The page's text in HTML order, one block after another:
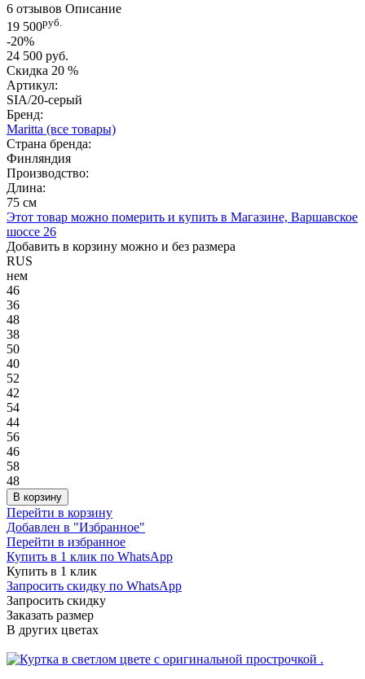
6 отзывов Описание
19 500руб.
-20%
24 500 руб.
Скидка 20 %
Артикул:
SIA/20-серый
Бренд:
Maritta (все товары)
Страна бренда:
Финляндия
Производство:
Длина:
75 см
Этот товар можно померить и купить в Магазине, Варшавское
шоссе 26
Добавить в корзину можно и без размера
RUS
нем
46
36
48
38
50
40
52
42
54
44
56
46
58
48
В корзину
Перейти в корзину
Добавлен в "Избранное"
Перейти в избранное
Купить в 1 клик по WhatsApp
Купить в 1 клик
Запросить скидку по WhatsApp
Запросить скидку
Заказать размер
В других цветах